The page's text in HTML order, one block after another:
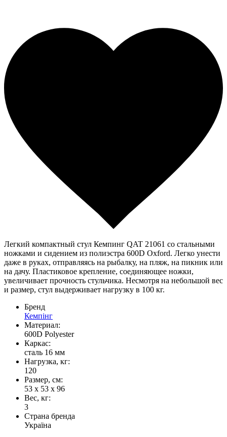
Легкий компактный стул Кемпинг QAT 21061 со стальными
ножками и сидением из полиэстра 600D Oxford. Легко унести
даже в руках, отправляясь на рыбалку, на пляж, на пикник или
на дачу. Пластиковое крепление, соединяющее ножки,
увеличивает прочность стульчика. Несмотря на небольшой вес
и размер, стул выдерживает нагрузку в 100 кг.
Бренд
Кемпінг
Материал:
600D Polyester
Каркас:
сталь 16 мм
Нагрузка, кг:
120
Размер, см:
53 х 53 х 96
Вес, кг:
3
Страна бренда
Україна